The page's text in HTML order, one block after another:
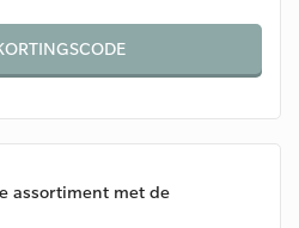
assortiment met de